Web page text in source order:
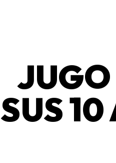
JUGO
SUS